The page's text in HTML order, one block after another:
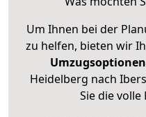
Um Ihnen bei der
zu helfen, bieten wir
Umzugsoptionen
Heidelberg nach
Sie die